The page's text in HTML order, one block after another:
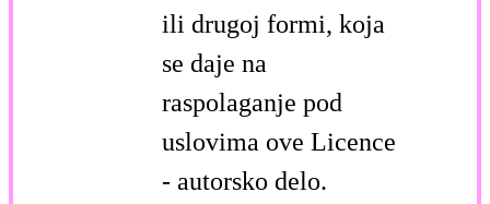
ili drugoj formi, koja
se daje na
raspolaganje pod
uslovima ove Licence
- autorsko delo.